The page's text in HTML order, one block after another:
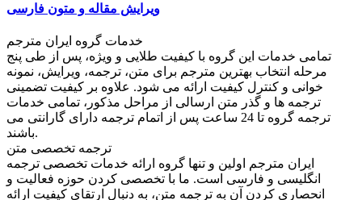
ویرایش مقاله و متون فارسی
خدمات گروه ایران مترجم
تمامی خدمات این گروه با کیفیت طلایی و ویژه، پس از طی پنج
مرحله انتخاب بهترین مترجم برای متن، ترجمه، ویرایش، نمونه
خوانی و کنترل کیفیت ارائه می شود. علاوه بر کیفیت تضمینی
ترجمه ها و گذر متن ارسالی از مراحل مذکور، تمامی خدمات
ترجمه گروه تا 24 ساعت پس از اتمام ترجمه دارای گارانتی می
باشند.
ترجمه تخصصی متن
ایران مترجم اولین و تنها گروه ارائه خدمات تخصصی ترجمه
انگلیسی و فارسی است. ما با تخصصی کردن حوزه فعالیت و
انحصاری کردن آن به ترجمه متن، به دنبال ارتقای کیفیت ارائه